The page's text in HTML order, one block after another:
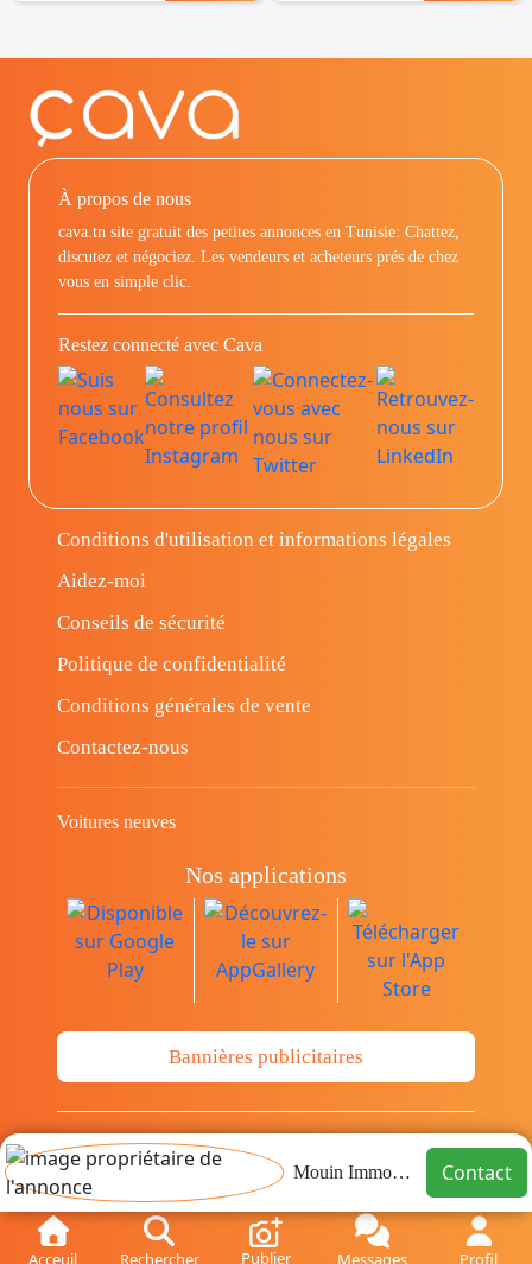
Acceuil Rechercher Publier Messages Profil
Mouin Immobilier Contact
À propos de nous
cava.tn site gratuit des petites annonces en Tunisie: Chattez,
discutez et négociez. Les vendeurs et acheteurs prés de chez
vous en simple clic.
Restez connecté avec Cava
Conditions d'utilisation et informations légales
Aidez-moi
Conseils de sécurité
Politique de confidentialité
Conditions générales de vente
Contactez-nous
Voitures neuves
Nos applications
Bannières publicitaires
© Copyright 2014-2026 Cava.tn Limited Tous
les droits sont réservés.